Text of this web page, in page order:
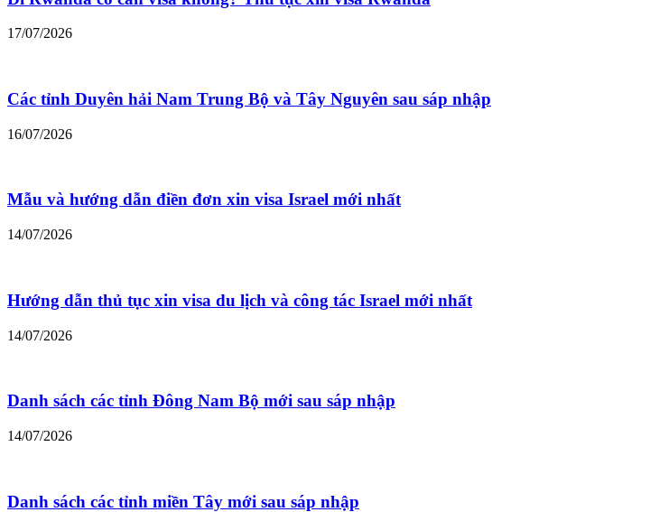
17/07/2026
Các tỉnh Duyên hải Nam Trung Bộ và Tây Nguyên sau sáp nhập
16/07/2026
Mẫu và hướng dẫn điền đơn xin visa Israel mới nhất
14/07/2026
Hướng dẫn thủ tục xin visa du lịch và công tác Israel mới nhất
14/07/2026
Danh sách các tỉnh Đông Nam Bộ mới sau sáp nhập
14/07/2026
Danh sách các tỉnh miền Tây mới sau sáp nhập